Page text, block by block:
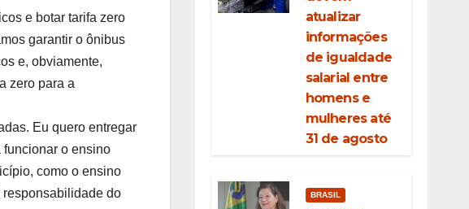
e botar tarifa zero
garantir o ônibus
e, obviamente,
zero para a
Eu quero entregar
funcionar o ensino
como o ensino
responsabilidade do
atualizar
informações
de igualdade
salarial entre
homens e
mulheres até
31 de agosto
BRASIL